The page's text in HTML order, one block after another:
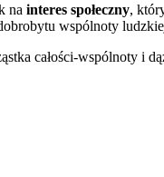
na interes społeczny,
wspólnoty
całości-wspólnoty